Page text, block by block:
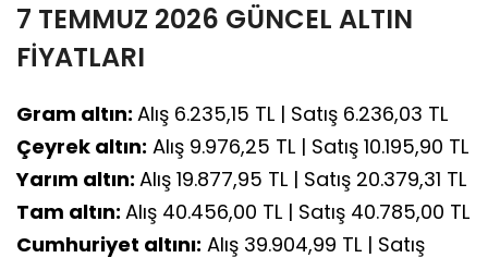
7 TEMMUZ 2026 GÜNCEL ALTIN
FİYATLARI
Gram altın: Alış 6.235,15 TL | Satış 6.236,03 TL
Çeyrek altın: Alış 9.976,25 TL | Satış 10.195,90 TL
Yarım altın: Alış 19.877,95 TL | Satış 20.379,31 TL
Tam altın: Alış 40.456,00 TL | Satış 40.785,00 TL
Cumhuriyet altını: Alış 39.904,99 TL | Satış